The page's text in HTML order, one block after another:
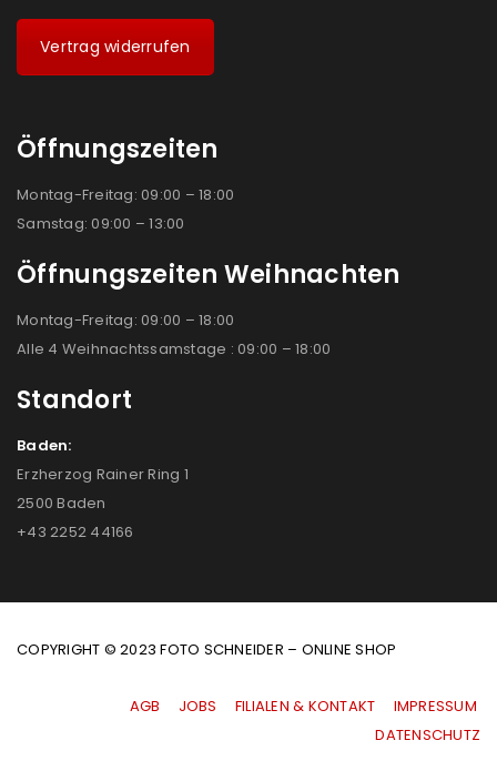
Vertrag widerrufen
Öffnungszeiten
Montag-Freitag: 09:00 – 18:00
Samstag: 09:00 – 13:00
Öffnungszeiten Weihnachten
Montag-Freitag: 09:00 – 18:00
Alle 4 Weihnachtssamstage : 09:00 – 18:00
Standort
Baden:
Erzherzog Rainer Ring 1
2500 Baden
+43 2252 44166
COPYRIGHT © 2023 FOTO SCHNEIDER – ONLINE SHOP
AGB JOBS FILIALEN & KONTAKT
IMPRESSUM
|DATENSCHUTZ